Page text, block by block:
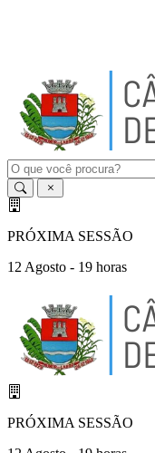
PRÓXIMA SESSÃO
12 Agosto - 19 horas
PRÓXIMA SESSÃO